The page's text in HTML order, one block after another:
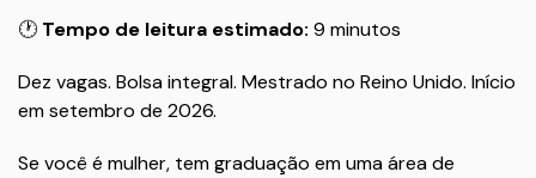
🕐 Tempo de leitura estimado: 9 minutos
Dez vagas. Bolsa integral. Mestrado no Reino Unido. Início
em setembro de 2026.
Se você é mulher, tem graduação em uma área de